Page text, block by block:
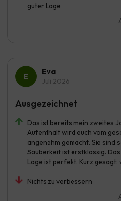
guter Lage
Eva
Juli 2026
Das ist bereits mein zweites
Aufenthalt wird euch vom
angenehm gemacht. Sie sind
Sauberkeit ist erstklassig.
Lage ist perfekt. Kurz gesagt:
Nichts zu verbessern
Ausgezeichnet